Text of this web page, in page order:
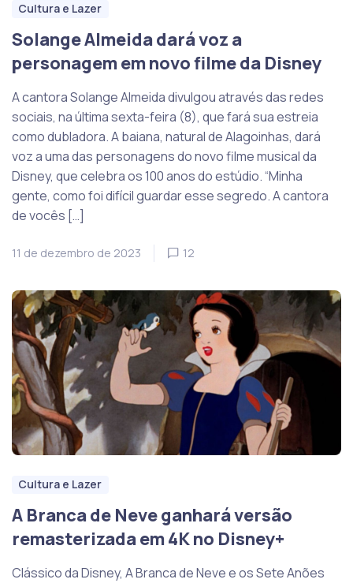
Cultura e Lazer
Solange Almeida dará voz a
personagem em novo filme da Disney
A cantora Solange Almeida divulgou através das redes
sociais, na última sexta-feira (8), que fará sua estreia
como dubladora. A baiana, natural de Alagoinhas, dará
voz a uma das personagens do novo filme musical da
Disney, que celebra os 100 anos do estúdio. “Minha
gente, como foi difícil guardar esse segredo. A cantora
de vocês […]
11 de dezembro de 2023 12
Cultura e Lazer
A Branca de Neve ganhará versão
remasterizada em 4K no Disney+
Clássico da Disney, A Branca de Neve e os Sete Anões